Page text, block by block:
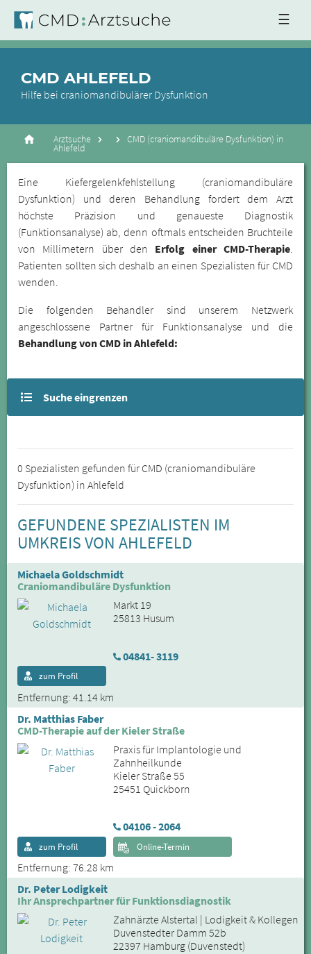
☰
CMD AHLEFELD
Hilfe bei craniomandibulärer Dysfunktion
Arztsuche CMD (craniomandibuläre Dysfunktion) in
Ahlefeld
Eine Kiefergelenkfehlstellung (craniomandibuläre
Dysfunktion) und deren Behandlung fordert dem Arzt
höchste Präzision und genaueste Diagnostik
(Funktionsanalyse) ab, denn oftmals entscheiden Bruchteile
von Millimetern über den Erfolg einer CMD-Therapie.
Patienten sollten sich deshalb an einen Spezialisten für CMD
wenden.
Die folgenden Behandler sind unserem Netzwerk
angeschlossene Partner für Funktionsanalyse und die
Behandlung von CMD in Ahlefeld:
Suche eingrenzen
0 Spezialisten gefunden für CMD (craniomandibuläre
Dysfunktion) in Ahlefeld
GEFUNDENE SPEZIALISTEN IM
UMKREIS VON AHLEFELD
Michaela Goldschmidt
Craniomandibuläre Dysfunktion
Markt 19
25813 Husum
04841- 3119
Entfernung: 41.14 km
zum Profil
Dr. Matthias Faber
CMD-Therapie auf der Kieler Straße
Praxis für Implantologie und
Zahnheilkunde
Kieler Straße 55
25451 Quickborn
04106 - 2064
Entfernung: 76.28 km
zum Profil Online-Termin
Dr. Peter Lodigkeit
Ihr Ansprechpartner für Funktionsdiagnostik
Zahnärzte Alstertal | Lodigkeit & Kollegen
Duvenstedter Damm 52b
22397 Hamburg (Duvenstedt)